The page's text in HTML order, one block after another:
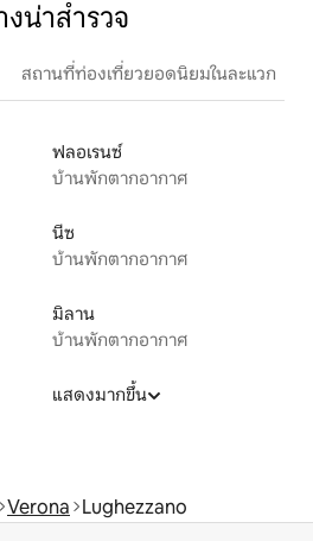
น่าสำรวจ
สถานที่ท่องเที่ยวยอดนิยมในละแวก
ฟลอเรนซ์
บ้านพักตากอากาศ
นีซ
บ้านพักตากอากาศ
มิลาน
บ้านพักตากอากาศ
แสดงมากขึ้น
Verona Lughezzano